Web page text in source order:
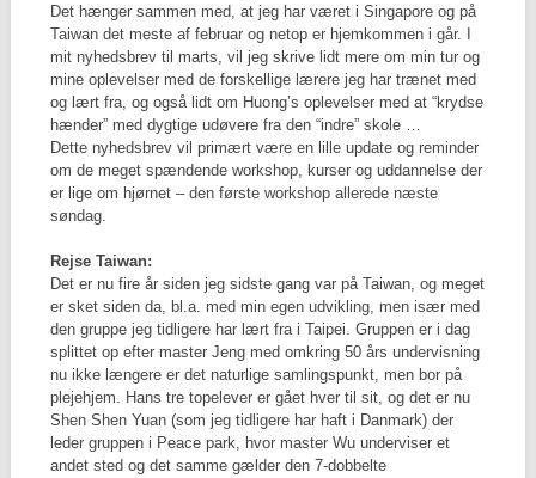
Det hænger sammen med, at jeg har været i Singapore og på
Taiwan det meste af februar og netop er hjemkommen i går. I
mit nyhedsbrev til marts, vil jeg skrive lidt mere om min tur og
mine oplevelser med de forskellige lærere jeg har trænet med
og lært fra, og også lidt om Huong’s oplevelser med at “krydse
hænder” med dygtige udøvere fra den “indre” skole …
Dette nyhedsbrev vil primært være en lille update og reminder
om de meget spændende workshop, kurser og uddannelse der
er lige om hjørnet – den første workshop allerede næste
søndag.
Rejse Taiwan:
Det er nu fire år siden jeg sidste gang var på Taiwan, og meget
er sket siden da, bl.a. med min egen udvikling, men især med
den gruppe jeg tidligere har lært fra i Taipei. Gruppen er i dag
splittet op efter master Jeng med omkring 50 års undervisning
nu ikke længere er det naturlige samlingspunkt, men bor på
plejehjem. Hans tre topelever er gået hver til sit, og det er nu
Shen Shen Yuan (som jeg tidligere har haft i Danmark) der
leder gruppen i Peace park, hvor master Wu underviser et
andet sted og det samme gælder den 7-dobbelte